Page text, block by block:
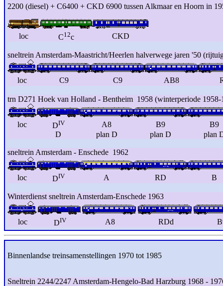
2200 (diesel) + C6400 + CKD 6900 tussen Alkmaar en Hoorn in
loc C12c CKD
sneltrein Amsterdam-Maastricht/Heerlen halverwege jaren '50
loc C9 C9 AB8
trn D271 Hoek van Holland - Bentheim 1958 (winterperiode 1958-
loc DIV A8 B9
B9
D
plan D plan D plan
sneltrein Amsterdam - Enschede 1962
loc DIV A RD B
Winterdienst sneltrein Amsterdam-Enschede 1963
loc DIV A8 RDd
Binnenlandse treinsamenstellingen 1970 tot 1985
Sneltrein 2244/2247 Amsterdam-Hengelo-Bad Harzburg 1968 -